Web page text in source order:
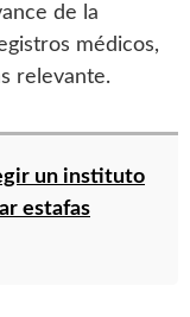
de la
médicos,
relevante.
un instituto
estafas